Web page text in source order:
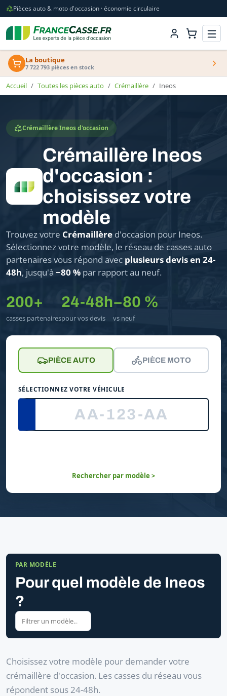
Pièces auto & moto d'occasion · économie circulaire
La boutique
7 722 793 pièces en stock
Accueil Toutes les pièces auto Crémaillère Ineos
Crémaillère Ineos d'occasion
Crémaillère Ineos
d'occasion :
choisissez votre
modèle
Trouvez votre Crémaillère d'occasion pour Ineos.
Sélectionnez votre modèle, le réseau de casses auto
partenaires vous répond avec plusieurs devis en 24-
48h, jusqu'à −80 % par rapport au neuf.
200+
casses partenaires
24-48h
pour vos devis
−80 %
vs neuf
PIÈCE AUTO PIÈCE MOTO
SÉLECTIONNEZ VOTRE VÉHICULE
Rechercher par modèle >
PAR MODÈLE
Pour quel modèle de Ineos
?
Choisissez votre modèle pour demander votre
crémaillère d'occasion. Les casses du réseau vous
répondent sous 24-48h.